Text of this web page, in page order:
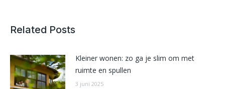
Related Posts
Kleiner wonen: zo ga je slim om met
ruimte en spullen
3 juni 2025